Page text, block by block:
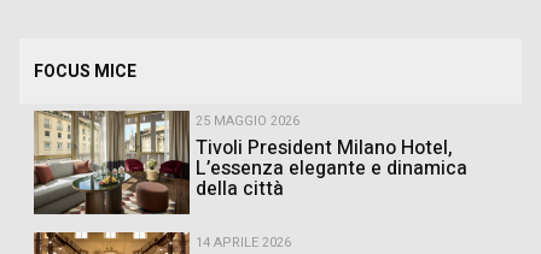
FOCUS MICE
25 MAGGIO 2026
Tivoli President Milano Hotel,
L’essenza elegante e dinamica
della città
14 APRILE 2026